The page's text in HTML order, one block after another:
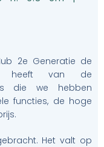
2e Generatie de
heeft van de
die we hebben
functies, de hoge
Het valt op